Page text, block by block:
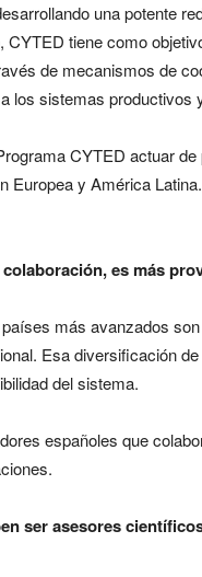
una potente
CYTED tiene como
de mecanismos de
los sistemas productivos
CYTED actuar
Europea y América
colaboración, es más
más avanzados
Esa diversificación
del sistema.
españoles que
ser asesores